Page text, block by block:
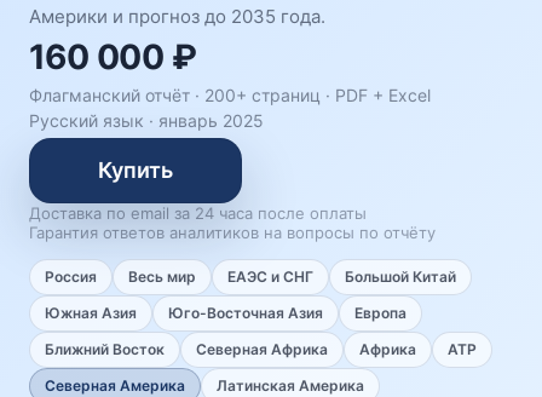
Америки и прогноз до 2035 года.
160 000 ₽
Флагманский отчёт · 200+ страниц · PDF + Excel
Русский язык · январь 2025
Купить
Доставка по email за 24 часа после оплаты
Гарантия ответов аналитиков на вопросы по отчёту
Россия Весь мир ЕАЭС и СНГ
Большой Китай
Южная Азия
Юго-Восточная Азия
Европа
Ближний Восток
Северная Африка Африка
АТР
Северная Америка
Латинская Америка